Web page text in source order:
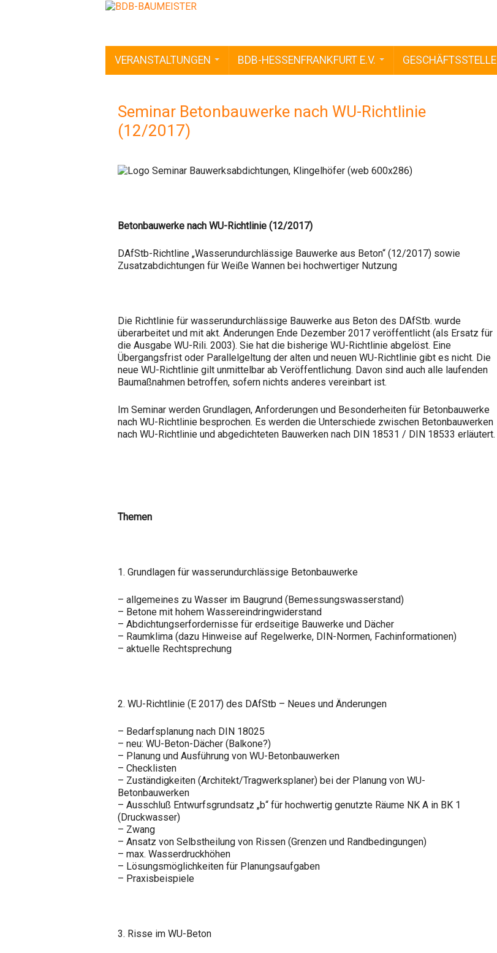
VERANSTALTUNGEN BDB-HESSENFRANKFURT E.V. GESCHÄFTSSTELLE
Seminar Betonbauwerke nach WU-Richtlinie
(12/2017)
Betonbauwerke nach WU-Richtlinie (12/2017)
DAfStb-Richtline „Wasserundurchlässige Bauwerke aus Beton“ (12/2017) sowie
Zusatzabdichtungen für Weiße Wannen bei hochwertiger Nutzung
Die Richtlinie für wasserundurchlässige Bauwerke aus Beton des DAfStb. wurde
überarbeitet und mit akt. Änderungen Ende Dezember 2017 veröffentlicht (als Ersatz für
die Ausgabe WU-Rili. 2003). Sie hat die bisherige WU-Richtlinie abgelöst. Eine
Übergangsfrist oder Parallelgeltung der alten und neuen WU-Richtlinie gibt es nicht. Die
neue WU-Richtlinie gilt unmittelbar ab Veröffentlichung. Davon sind auch alle laufenden
Baumaßnahmen betroffen, sofern nichts anderes vereinbart ist.
Im Seminar werden Grundlagen, Anforderungen und Besonderheiten für Betonbauwerke
nach WU-Richtlinie besprochen. Es werden die Unterschiede zwischen Betonbauwerken
nach WU-Richtlinie und abgedichteten Bauwerken nach DIN 18531 / DIN 18533 erläutert.
Themen
1. Grundlagen für wasserundurchlässige Betonbauwerke
– allgemeines zu Wasser im Baugrund (Bemessungswasserstand)
– Betone mit hohem Wassereindringwiderstand
– Abdichtungserfordernisse für erdseitige Bauwerke und Dächer
– Raumklima (dazu Hinweise auf Regelwerke, DIN-Normen, Fachinformationen)
– aktuelle Rechtsprechung
2. WU-Richtlinie (E 2017) des DAfStb – Neues und Änderungen
– Bedarfsplanung nach DIN 18025
– neu: WU-Beton-Dächer (Balkone?)
– Planung und Ausführung von WU-Betonbauwerken
– Checklisten
– Zuständigkeiten (Architekt/Tragwerksplaner) bei der Planung von WU-
Betonbauwerken
– Ausschluß Entwurfsgrundsatz „b“ für hochwertig genutzte Räume NK A in BK 1
(Druckwasser)
– Zwang
– Ansatz von Selbstheilung von Rissen (Grenzen und Randbedingungen)
– max. Wasserdruckhöhen
– Lösungsmöglichkeiten für Planungsaufgaben
– Praxisbeispiele
3. Risse im WU-Beton